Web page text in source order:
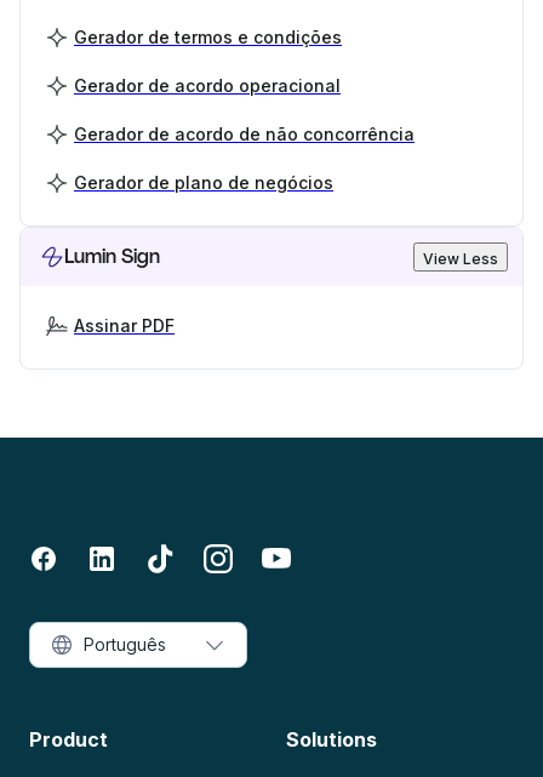
Gerador de termos e condições
Gerador de acordo operacional
Gerador de acordo de não concorrência
Gerador de plano de negócios
Lumin Sign View Less
Assinar PDF
Product Solutions
Português